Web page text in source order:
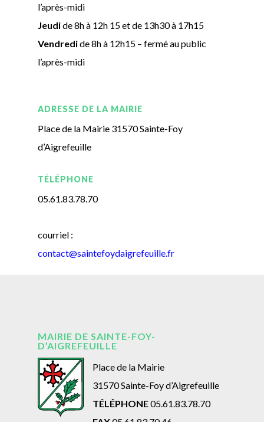
l’après-midi
Jeudide 8h à 12h 15 et de 13h30 à 17h15
Vendredide 8h à 12h15 – fermé au public
l’après-midi
ADRESSE DE LA MAIRIE
Place de la Mairie 31570 Sainte-Foy
d’Aigrefeuille
TÉLÉPHONE
05.61.83.78.70
courriel :
contact@saintefoydaigrefeuille.fr
MAIRIE DE SAINTE-FOY-
D’AIGREFEUILLE
Place de la Mairie
31570 Sainte-Foy d’Aigrefeuille
TÉLÉPHONE05.61.83.78.70